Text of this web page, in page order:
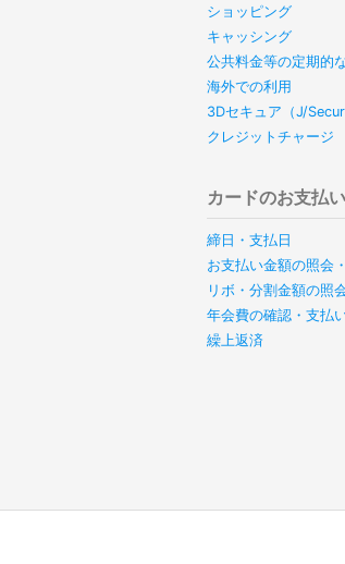
ショッピング
キャッシング
公共料金等の定期的
海外での利用
3Dセキュア（J/
クレジットチャージ
カードのお支払い
締日・支払日
お支払い金額の照会
リボ・分割金額の照
年会費の確認・支払
繰上返済